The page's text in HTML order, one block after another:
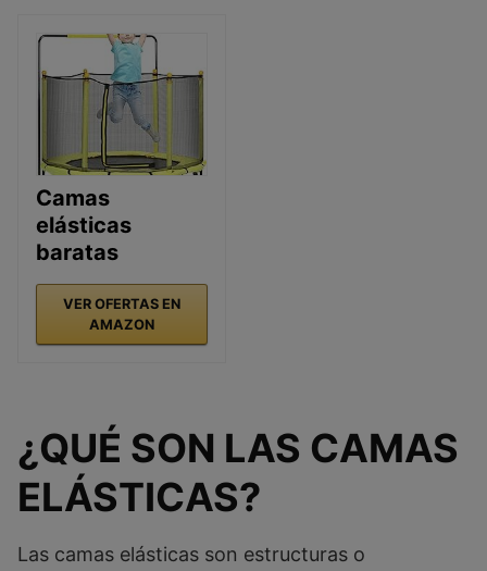
Camas
elásticas
baratas
VER OFERTAS EN
AMAZON
¿QUÉ SON LAS CAMAS
ELÁSTICAS?
Las camas elásticas son estructuras o